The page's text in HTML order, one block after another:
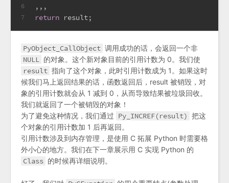
6
7
,,,
return result;
PyObject_CallObject 调用成功的话，会返回一个非
NULL 的对象。这个新对象目前的引用计数为 0。我们使
result 指向了这个对象，此时引用计数成为 1。如果这时
候我们马上返回结果的话，函数返回后，result 被销毁，对
象的引用计数就会从 1 减到 0，从而导致结果被垃圾回收。
我们就返回了一个被销毁的对象！
为了避免这种情况，我们通过 Py_INCREF(result) 把这
个对象的引用计数加 1 后再返回。
引用计数涉及到内存管理，是使用 C 拓展 Python 时需要格
外小心的地方。我们在下一章展示用 C 实现 Python 的
Class 的时候再详细说明。